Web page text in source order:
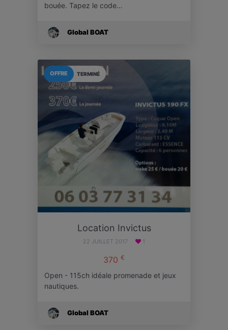
bouée. Tapez le code…
Global BOAT
TERMINÉ
OFFRE
Location Invictus
22 JUILLET 2017 1
370 €
Open - 115ch idéale promenade et jeux
nautiques.
Global BOAT